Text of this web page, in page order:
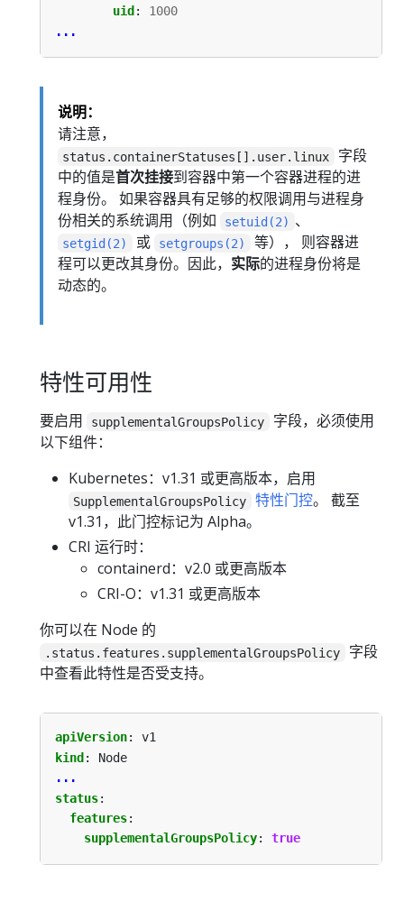
uid :
1000
...
说明：
请注意，
status.containerStatuses[].user.linux
字段
中的值是首次挂接到容器中第一个容器进程的进
程身份。 如果容器具有足够的权限调用与进程身
份相关的系统调用（例如
setuid(2) 、
setgid(2) 或 setgroups(2)
等）， 则容器进
程可以更改其身份。因此， 实际的进程身份将是
动态的。
特性可用性
要启用 supplementalGroupsPolicy
字段，必须使用
以下组件：
Kubernetes：v1.31 或更高版本，启用
SupplementalGroupsPolicy 特性门控。 截至
v1.31，此门控标记为 Alpha。
CRI 运行时：
containerd：v2.0 或更高版本
CRI-O：v1.31 或更高版本
你可以在 Node 的
.status.features.supplementalGroupsPolicy
字段
中查看此特性是否受支持。
apiVersion:
v1
kind :
Node
...
status:
features:
supplementalGroupsPolicy: true